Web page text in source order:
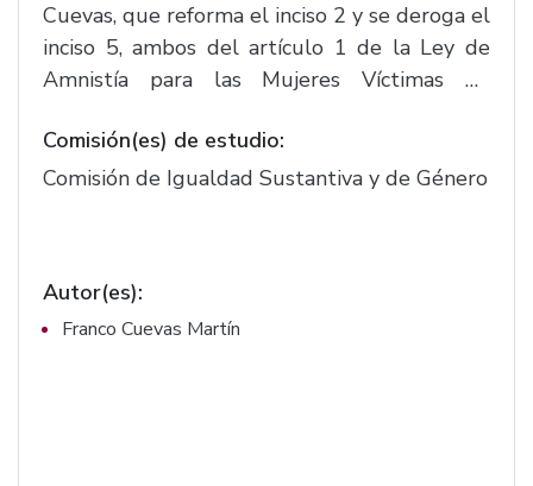
Cuevas, que reforma el inciso 2 y se deroga el
inciso 5, ambos del artículo 1 de la Ley de
Amnistía para las Mujeres Víctimas de
(F.211)
Comisión(es) de estudio:
Comisión de Igualdad Sustantiva y de Género
Autor(es):
Franco Cuevas Martín